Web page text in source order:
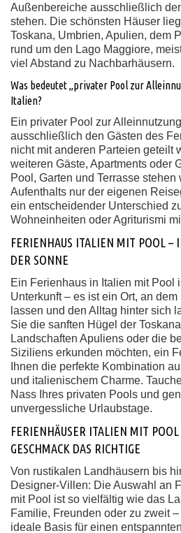
Außenbereiche ausschließlich
stehen. Die schönsten Häuser
Toskana, Umbrien, Apulien, dem
rund um den Lago Maggiore,
viel Abstand zu Nachbarhäusern.
Was bedeutet „privater Pool zur
Italien?
Ein privater Pool zur
ausschließlich den Gästen des
nicht mit anderen Parteien geteilt
weiteren Gäste, Apartments oder
Pool, Garten und Terrasse
Aufenthalts nur der eigenen
ein entscheidender Unterschied
Wohneinheiten oder Agriturismi
FERIENHAUS ITALIEN MIT POOL –
DER SONNE
Ein Ferienhaus in Italien mit Pool
Unterkunft – es ist ein Ort, an
lassen und den Alltag hinter sich
Sie die sanften Hügel der
Landschaften Apuliens oder die
Siziliens erkunden möchten, ein
Ihnen die perfekte Kombination
und italienischem Charme.
Nass Ihres privaten Pools und
unvergessliche Urlaubstage.
FERIENHÄUSER ITALIEN MIT POOL
GESCHMACK DAS RICHTIGE
Von rustikalen Landhäusern bis
Designer-Villen: Die Auswahl an
mit Pool ist so vielfältig wie das
Familie, Freunden oder zu zweit
ideale Basis für einen